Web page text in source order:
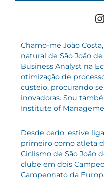
Instagram
Chamo-me João
natural de São João
Business Analyst na
otimização de
custeio, procurando
inovadoras. Sou
Institute of
Desde cedo, estive
primeiro como atleta
Ciclismo de São João
clube em dois
Campeonato da